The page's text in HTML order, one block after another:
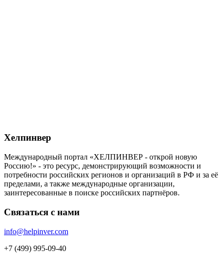
Хелпинвер
Международный портал «ХЕЛПИНВЕР - открой новую
Россию!» - это ресурс, демонстрирующий возможности и
потребности российских регионов и организаций в РФ и за её
пределами, а также международные организации,
заинтересованные в поиске российских партнёров.
Связаться с нами
info@helpinver.com
+7 (499) 995-09-40